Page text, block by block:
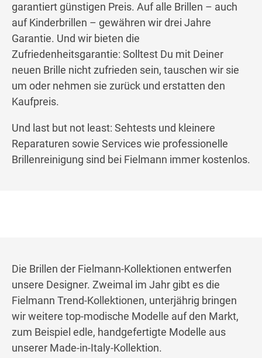
garantiert günstigen Preis. Auf alle Brillen – auch
auf Kinderbrillen – gewähren wir drei Jahre
Garantie. Und wir bieten die
Zufriedenheitsgarantie: Solltest Du mit Deiner
neuen Brille nicht zufrieden sein, tauschen wir sie
um oder nehmen sie zurück und erstatten den
Kaufpreis.
Und last but not least: Sehtests und kleinere
Reparaturen sowie Services wie professionelle
Brillenreinigung sind bei Fielmann immer kostenlos.
Die Brillen der Fielmann-Kollektionen entwerfen
unsere Designer. Zweimal im Jahr gibt es die
Fielmann Trend-Kollektionen, unterjährig bringen
wir weitere top-modische Modelle auf den Markt,
zum Beispiel edle, handgefertigte Modelle aus
unserer Made-in-Italy-Kollektion.